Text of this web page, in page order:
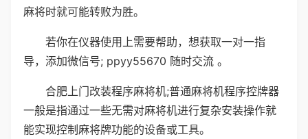
麻将时就可能转败为胜。
若你在仪器使用上需要帮助，想获取一对一指
导，添加微信号; ppyy55670 随时交流 。
合肥上门改装程序麻将机;普通麻将机程序控牌器
一般是指通过一些无需对麻将机进行复杂安装操作就
能实现控制麻将牌功能的设备或工具。